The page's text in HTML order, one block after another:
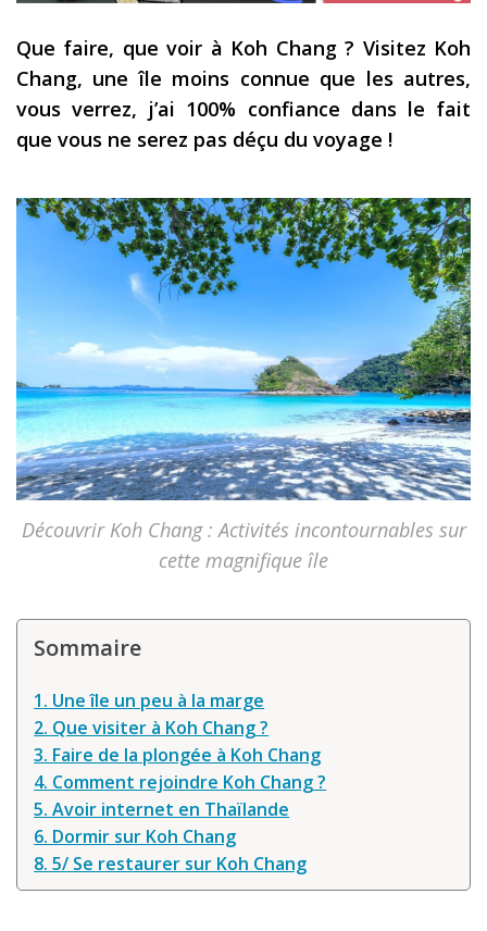
Blog voyage
Podcast
Destinations
LA LETTRE
Outils pour voyageur
Sites utiles
Réserver un vol !
Le logement en voyage
Assurance voyage !
voyage !
Louer une voiture !
Mes guides voyage
L’auteur
Que faire, que voir à Koh Chang ? Visitez Koh
Chang, une île moins connue que les autres,
vous verrez, j’ai 100% confiance dans le fait
que vous ne serez pas déçu du voyage !
Découvrir Koh Chang : Activités incontournables sur
cette magnifique île
Sommaire
1. Une île un peu à la marge
2. Que visiter à Koh Chang ?
3. Faire de la plongée à Koh Chang
4. Comment rejoindre Koh Chang ?
5. Avoir internet en Thaïlande
6. Dormir sur Koh Chang
8. 5/ Se restaurer sur Koh Chang